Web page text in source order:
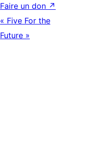
Faire un don ↗
« Five For the
Future »